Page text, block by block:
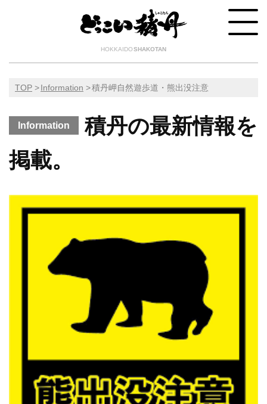
HOKKAIDOSHAKOTAN
TOP Information 積丹岬自然遊歩道・熊出没注意
Information
積丹の最新情報を
掲載。